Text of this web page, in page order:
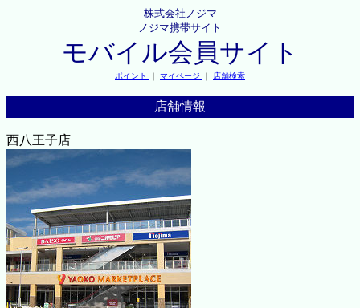
株式会社ノジマ
ノジマ携帯サイト
モバイル会員サイト
ポイント ｜ マイページ ｜ 店舗検索
店舗情報
西八王子店